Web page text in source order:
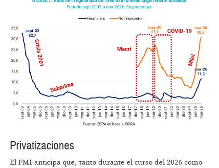
Privatizaciones
El FMI anticipa que, tanto durante el curso del 2026 como